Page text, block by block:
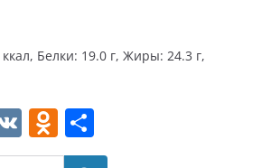
Белки: 19.0 г, Жиры: 24.3 г,
V
K
O
d т